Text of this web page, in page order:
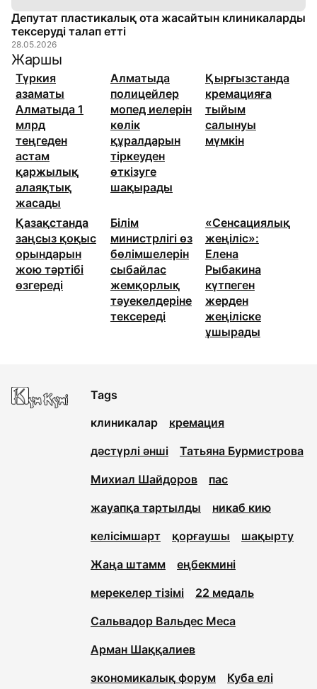
Депутат пластикалық ота жасайтын клиникаларды
тексеруді талап етті
28.05.2026
Жаршы
Түркия
азаматы
Алматыда 1
млрд
теңгеден
астам
қаржылық
алаяқтық
жасады
Алматыда
полицейлер
мопед иелерін
көлік
құралдарын
тіркеуден
өткізуге
шақырады
Қырғызстанда
кремацияға
тыйым
салынуы
мүмкін
Қазақстанда
заңсыз қоқыс
орындарын
жою тәртібі
өзгереді
Білім
министрлігі өз
бөлімшелерін
сыбайлас
жемқорлық
тәуекелдеріне
тексереді
«Сенсациялық
жеңіліс»:
Елена
Рыбакина
күтпеген
жерден
жеңіліске
ұшырады
Tags
клиникалар
кремация
дәстүрлі әнші
Татьяна Бурмистрова
Михиал Шайдоров
пас
жауапқа тартылды
никаб кию
келісімшарт
қорғаушы
шақырту
Жаңа штамм
еңбекмині
мерекелер тізімі
22 медаль
Сальвадор Вальдес Меса
Арман Шаққалиев
экономикалық форум
Куба елі